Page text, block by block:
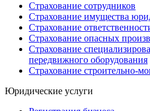
Страхование сотрудников
Страхование имущества
Страхование
Страхование опасных
Страхование
передвижного оборудования
Страхование строительно-
Юридические услуги